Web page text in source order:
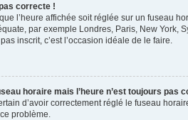
correcte !
l’heure affichée soit réglée sur un fuseau
par exemple Londres, Paris, New York,
inscrit, c’est l’occasion idéale de le faire.
horaire mais l’heure n’est toujours pas
d’avoir correctement réglé le fuseau
problème.